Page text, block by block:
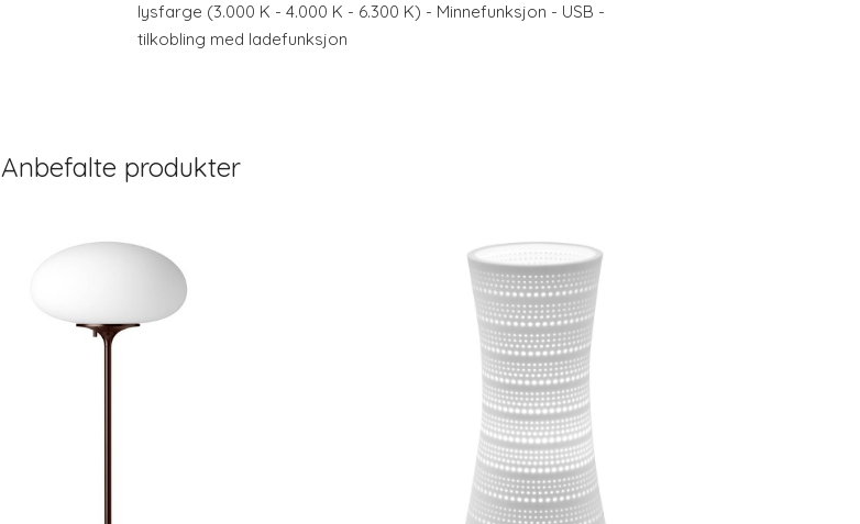
lysfarge (3.000 K - 4.000 K - 6.300 K) - Minnefunksjon - USB -
tilkobling med ladefunksjon
Anbefalte produkter